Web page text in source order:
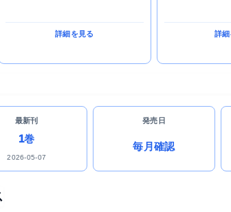
詳細を見る 詳細
最新刊
1巻
2026-05-07
発売日
毎月確認